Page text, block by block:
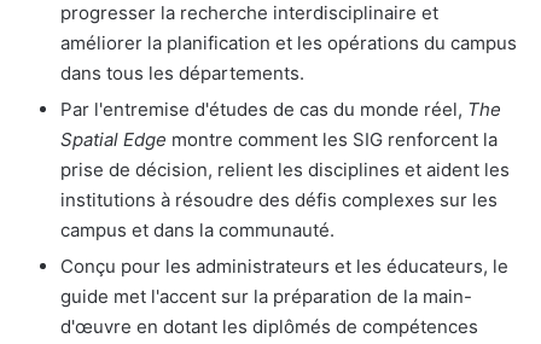
i
e
l
progresser la recherche interdisciplinaire et
améliorer la planification et les opérations du campus
dans tous les départements.
Par l'entremise d'études de cas du monde réel, The
Spatial Edge montre comment les SIG renforcent la
prise de décision, relient les disciplines et aident les
institutions à résoudre des défis complexes sur les
campus et dans la communauté.
Conçu pour les administrateurs et les éducateurs, le
guide met l'accent sur la préparation de la main-
d'œuvre en dotant les diplômés de compétences